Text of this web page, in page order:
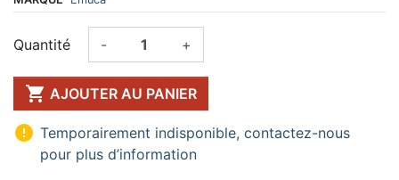
Quantité - +
 AJOUTER AU PANIER
 Temporairement indisponible, contactez-nous
pour plus d’information